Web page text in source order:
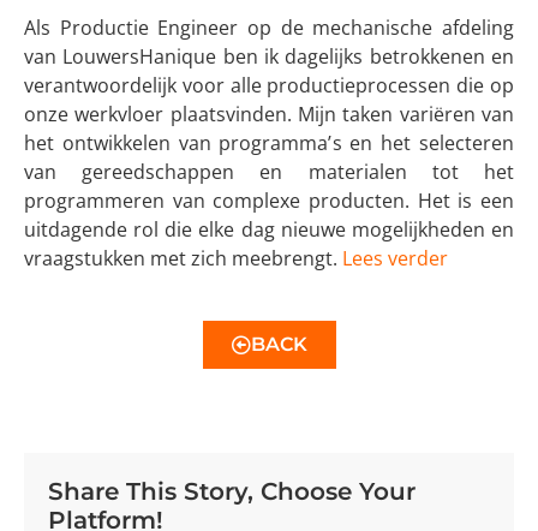
Als Productie Engineer op de mechanische afdeling
van LouwersHanique ben ik dagelijks betrokkenen en
verantwoordelijk voor alle productieprocessen die op
onze werkvloer plaatsvinden. Mijn taken variëren van
het ontwikkelen van programma’s en het selecteren
van gereedschappen en materialen tot het
programmeren van complexe producten. Het is een
uitdagende rol die elke dag nieuwe mogelijkheden en
vraagstukken met zich meebrengt. Lees verder
BACK
Share This Story, Choose Your
Platform!